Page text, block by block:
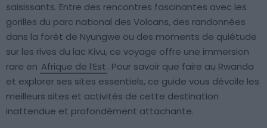
saisissants. Entre des rencontres fascinantes avec les
gorilles du parc national des Volcans, des randonnées
dans la forêt de Nyungwe ou des moments de quiétude
sur les rives du lac Kivu, ce voyage offre une immersion
rare en Afrique de l’Est. Pour savoir que faire au Rwanda
et explorer ses sites essentiels, ce guide vous dévoile les
meilleurs sites et activités de cette destination
inattendue et profondément attachante.